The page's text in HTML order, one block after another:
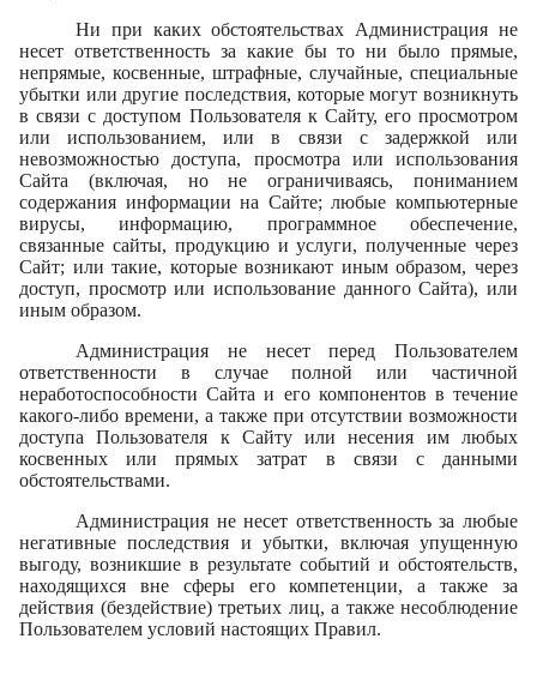
Ни при каких обстоятельствах Администрация не
несет ответственность за какие бы то ни было прямые,
непрямые, косвенные, штрафные, случайные, специальные
убытки или другие последствия, которые могут возникнуть
в связи с доступом Пользователя к Сайту, его просмотром
или использованием, или в связи с задержкой или
невозможностью доступа, просмотра или использования
Сайта (включая, но не ограничиваясь, пониманием
содержания информации на Сайте; любые компьютерные
вирусы, информацию, программное обеспечение,
связанные сайты, продукцию и услуги, полученные через
Сайт; или такие, которые возникают иным образом, через
доступ, просмотр или использование данного Сайта), или
иным образом.
Администрация не несет перед Пользователем
ответственности в случае полной или частичной
неработоспособности Сайта и его компонентов в течение
какого-либо времени, а также при отсутствии возможности
доступа Пользователя к Сайту или несения им любых
косвенных или прямых затрат в связи с данными
обстоятельствами.
Администрация не несет ответственность за любые
негативные последствия и убытки, включая упущенную
выгоду, возникшие в результате событий и обстоятельств,
находящихся вне сферы его компетенции, а также за
действия (бездействие) третьих лиц, а также несоблюдение
Пользователем условий настоящих Правил.